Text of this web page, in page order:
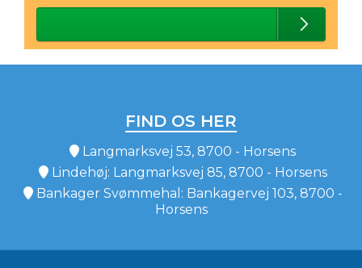
FIND OS HER
Langmarksvej 53, 8700 - Horsens
Lindehøj: Langmarksvej 85, 8700 - Horsens
Bankager Svømmehal: Bankagervej 103, 8700 -
Horsens